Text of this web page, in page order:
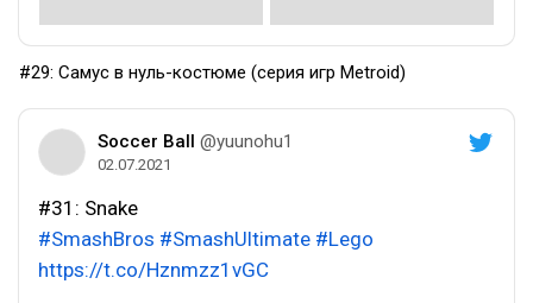
#29: Самус в нуль-костюме (серия игр Metroid)
Soccer Ball @yuunohu1
02.07.2021
#31: Snake
#SmashBros #SmashUltimate #Lego
https://t.co/Hznmzz1vGC